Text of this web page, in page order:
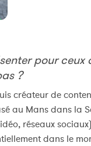
pour ceux
?
créateur de
au Mans dans la
réseaux
dans le